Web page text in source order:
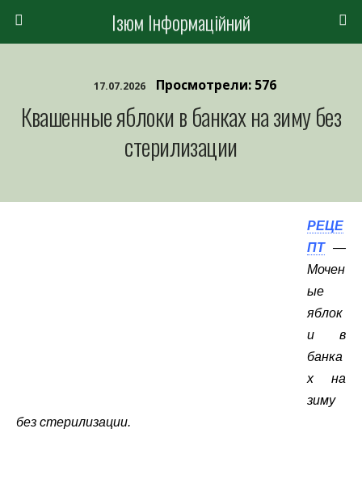
Ізюм Інформаційний
17.07.2026 Просмотрели: 576
Квашенные яблоки в банках на зиму без
стерилизации
РЕЦЕ
ПТ—
Мочен
ые
яблок
и в
банка
х на
зиму
без стерилизации.